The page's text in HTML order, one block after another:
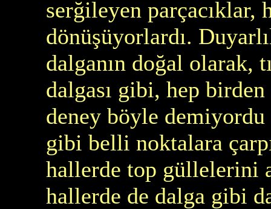
serğileyen parçacıklar,
dönüşüyorlardı.
dalganın doğal olarak,
dalgası gibi, hep
deney böyle
gibi belli noktalara
hallerde top güllelerini
hallerde de dalga gibi